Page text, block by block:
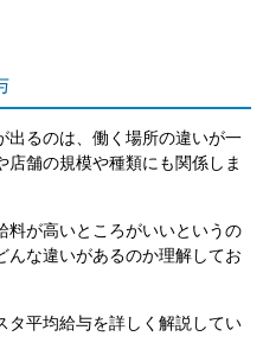
出るのは、働く場所の違いが一
舗の規模や種類にも関係しま
料が高いところがいいというの
んな違いがあるのか理解してお
タ平均給与を詳しく解説してい